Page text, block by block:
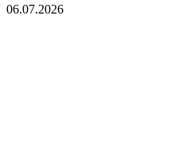
06.07.2026